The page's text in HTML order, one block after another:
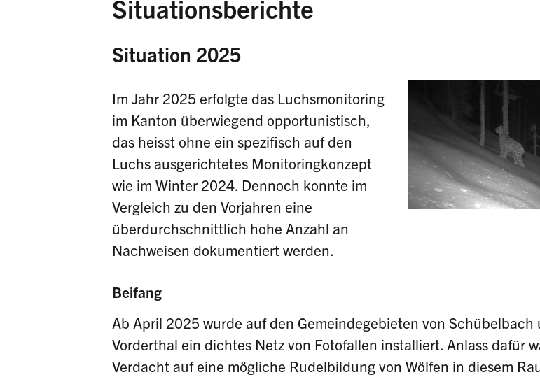
Situationsberichte
Situation 2025
Im Jahr 2025 erfolgte das Luchsmonitoring
im Kanton überwiegend opportunistisch,
das heisst ohne ein spezifisch auf den
Luchs ausgerichtetes Monitoringkonzept
wie im Winter 2024. Dennoch konnte im
Vergleich zu den Vorjahren eine
überdurchschnittlich hohe Anzahl an
Nachweisen dokumentiert werden.
Beifang
Ab April 2025 wurde auf den Gemeindegebieten von Schübelbach
Vorderthal ein dichtes Netz von Fotofallen installiert. Anlass dafür
Verdacht auf eine mögliche Rudelbildung von Wölfen in diesem